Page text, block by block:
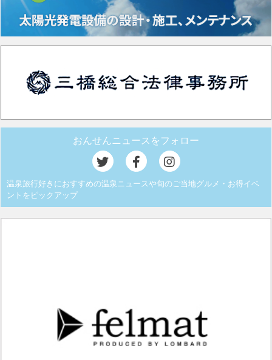
おんせんニュースをフォロー
温泉旅行好きにおすすめの温泉ニュースや旬のご当地グルメ・お得イベ
ントをピックアップ